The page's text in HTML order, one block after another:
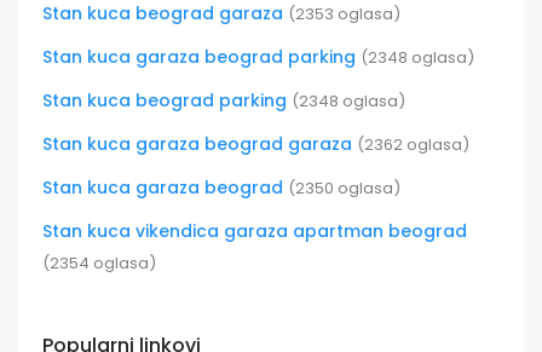
Stan kuca beograd garaza (2353 oglasa)
Stan kuca garaza beograd parking (2348 oglasa)
Stan kuca beograd parking (2348 oglasa)
Stan kuca garaza beograd garaza (2362 oglasa)
Stan kuca garaza beograd (2350 oglasa)
Stan kuca vikendica garaza apartman beograd
(2354 oglasa)
Popularni linkovi